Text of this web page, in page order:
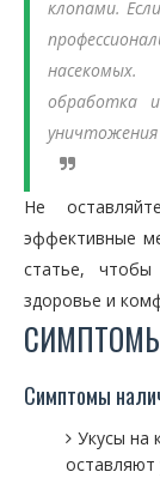
клопами.
обработка
уничтожения
Не
эффективные
статье,
здоровье и
Симптомы
Укусы на
оставляют